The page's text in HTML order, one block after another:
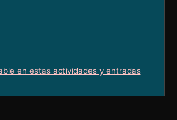
en estas actividades y entradas